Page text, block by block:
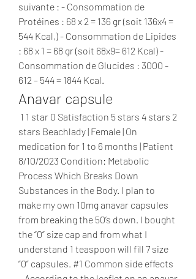
suivante : - Consommation de
Protéines : 68 x 2 = 136 gr (soit 136x4 =
544 Kcal,) - Consommation de Lipides
: 68 x 1 = 68 gr (soit 68x9= 612 Kcal) -
Consommation de Glucides : 3000 -
612 – 544 = 1844 Kcal.
Anavar capsule
stars Beachlady | Female | On
medication for 1 to 6 months | Patient
8/10/2023 Condition: Metabolic
Process Which Breaks Down
Substances in the Body. I plan to
make my own 10mg anavar capsules
from breaking the 50’s down. I bought
the “0” size cap and from what I
understand 1 teaspoon will fill 7 size
“0” capsules. #1 Common side effects